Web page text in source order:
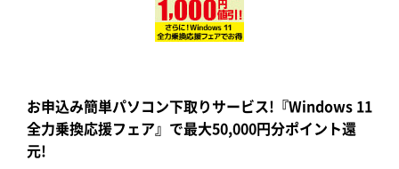
お申込み簡単パソコン下取りサービス!『Windows 11
全力乗換応援フェア』で最大50,000円分ポイント還
元!